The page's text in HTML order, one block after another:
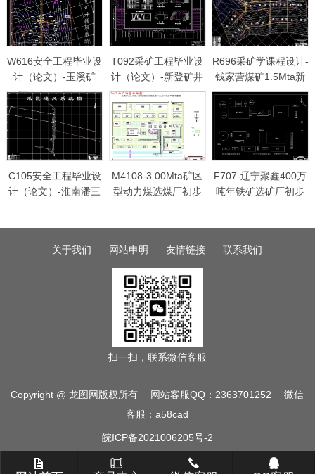
W616安全工程毕业设
计（论文）-玉溪矿
1.8Mta新井通风安全
设计
T092采矿工程毕业设
计（论文）-新登矿井
0.9Mta新井设计
R696采矿学课程设计-
钱家营煤矿1.5Mta新
井设计
C105安全工程毕业设
计（论文）-淮南潘三
M4108-3.00Mta矿区
型动力煤选煤厂初步
F707-辽宁聚鑫400万
吨年铁矿选矿厂初步
关于我们 网站申明 友情链接 联系我们
扫一扫，联系微信客服
Copyright @ 龙图网版权所有 网站客服QQ：2363701252 微信
客服：a58cad
皖ICP备2021006205号-2